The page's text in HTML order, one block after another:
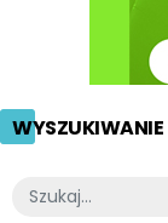
WYSZUKIWANIE